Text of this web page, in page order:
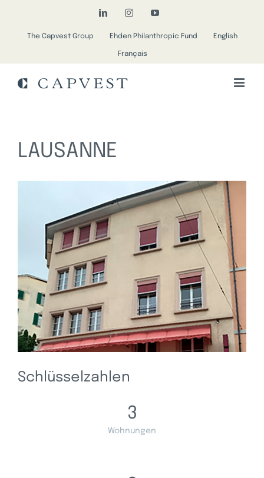
content
LinkedInInstagramYouTube
The Capvest Group Ehden Philanthropic Fund English
Français
LAUSANNE
Schlüsselzahlen
3
Wohnungen